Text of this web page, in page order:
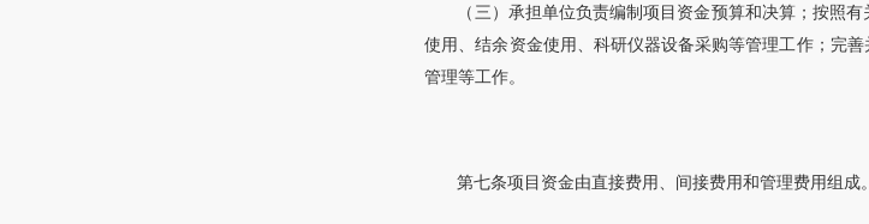
（三）承担单位负责编制项目资金预算和决算；按照
使用、结余资金使用、科研仪器设备采购等管理工作；完
管理等工作。
第七条项目资金由直接费用、间接费用和管理费用组成。